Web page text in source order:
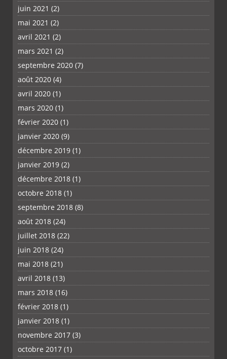
juin 2021 (2)
mai 2021 (2)
avril 2021 (2)
mars 2021 (2)
septembre 2020 (7)
août 2020 (4)
avril 2020 (1)
mars 2020 (1)
février 2020 (1)
janvier 2020 (9)
décembre 2019 (1)
janvier 2019 (2)
décembre 2018 (1)
octobre 2018 (1)
septembre 2018 (8)
août 2018 (24)
juillet 2018 (22)
juin 2018 (24)
mai 2018 (21)
avril 2018 (13)
mars 2018 (16)
février 2018 (1)
janvier 2018 (1)
novembre 2017 (3)
octobre 2017 (1)